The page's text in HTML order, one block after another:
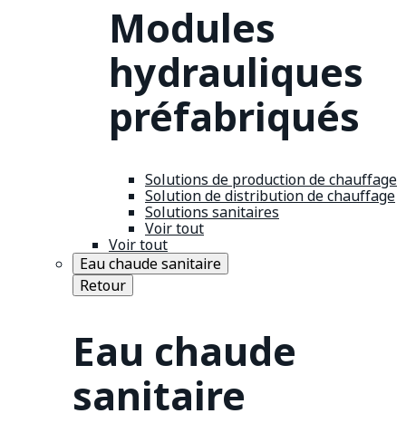
Modules
hydrauliques
préfabriqués
Solutions de production de chauffage
Solution de distribution de chauffage
Solutions sanitaires
Voir tout
Voir tout
Eau chaude sanitaire
Retour
Eau chaude
sanitaire